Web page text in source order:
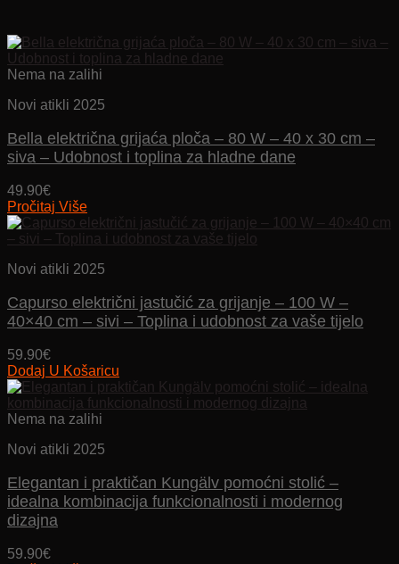
Nema na zalihi
Novi atikli 2025
Bella električna grijaća ploča – 80 W – 40 x 30 cm –
siva – Udobnost i toplina za hladne dane
49.90€
Pročitaj Više
Novi atikli 2025
Capurso električni jastučić za grijanje – 100 W –
40×40 cm – sivi – Toplina i udobnost za vaše tijelo
59.90€
Dodaj U Košaricu
Nema na zalihi
Novi atikli 2025
Elegantan i praktičan Kungälv pomoćni stolić –
idealna kombinacija funkcionalnosti i modernog
dizajna
59.90€